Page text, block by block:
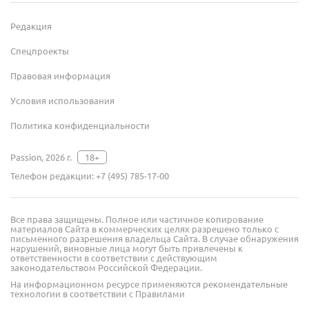
Редакция
Спецпроекты
Правовая информация
Условия использования
Политика конфиденциальности
Passion, 2026 г.
18+
Телефон редакции:+7 (495) 785-17-00
Все права защищены. Полное или частичное копирование
материалов Сайта в коммерческих целях разрешено только с
письменного разрешения владельца Сайта. В случае обнаружения
нарушений, виновные лица могут быть привлечены к
ответственности в соответствии с действующим
законодательством Российской Федерации.
На информационном ресурсе применяются рекомендательные
технологии в соответствии с Правилами